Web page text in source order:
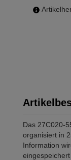
Das 27C020-
organisiert in
Information